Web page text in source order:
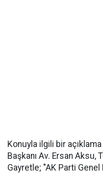
Konuyla ilgili bir
Başkanı Av. Ersan Aksu,
Gayretle; "AK Parti Genel